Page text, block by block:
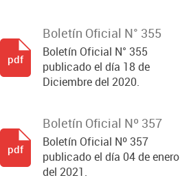
Boletín Oficial N° 355
Boletín Oficial N° 355
publicado el día 18 de
Diciembre del 2020.
pdf
Boletín Oficial Nº 357
Boletín Oficial Nº 357
publicado el día 04 de enero
del 2021.
pdf